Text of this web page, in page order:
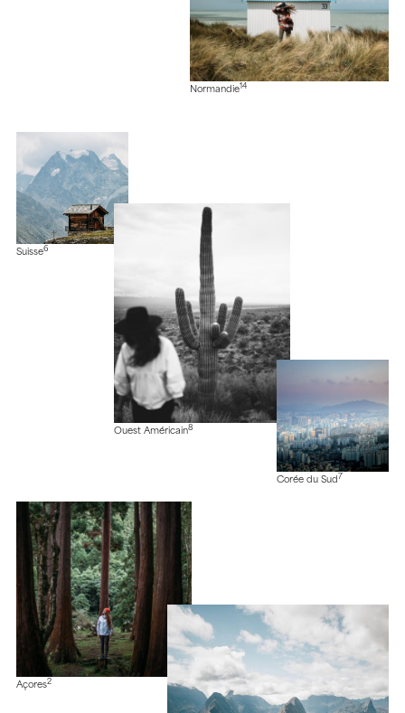
Normandie14
Suisse6
Ouest Américain8
Corée du Sud 7
Açores2